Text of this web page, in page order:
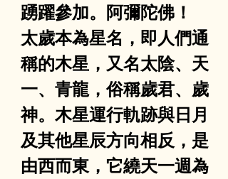
踴躍參加。阿彌陀佛！
太歲本為星名，即人們通
稱的木星，又名太陰、天
一、青龍，俗稱歲君、歲
神。木星運行軌跡與日月
及其他星辰方向相反，是
由西而東，它繞天一週為